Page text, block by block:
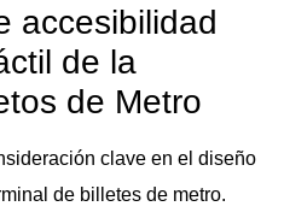
accesibilidad
de la
de Metro
clave en el diseño
de billetes de metro.